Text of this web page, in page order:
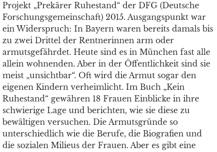
Projekt „Prekärer Ruhestand“ der DFG (Deutsche
Forschungsgemeinschaft) 2015. Ausgangspunkt war
ein Widerspruch: In Bayern waren bereits damals bis
zu zwei Drittel der Rentnerinnen arm oder
armutsgefährdet. Heute sind es in München fast alle
allein wohnenden. Aber in der Öffentlichkeit sind sie
meist „unsichtbar“. Oft wird die Armut sogar den
eigenen Kindern verheimlicht. Im Buch „Kein
Ruhestand“ gewähren 18 Frauen Einblicke in ihre
schwierige Lage und berichten, wie sie diese zu
bewältigen versuchen. Die Armutsgründe so
unterschiedlich wie die Berufe, die Biografien und
die sozialen Milieus der Frauen. Aber es gibt eine